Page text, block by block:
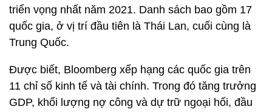
triển vọng nhất năm 2021. Danh sách bao gồm 17
quốc gia, ở vị trí đầu tiên là Thái Lan, cuối cùng là
Trung Quốc.
Được biết, Bloomberg xếp hạng các quốc gia trên
11 chỉ số kinh tế và tài chính. Trong đó tăng trưởng
GDP, khối lượng nợ công và dự trữ ngoại hối, đầu